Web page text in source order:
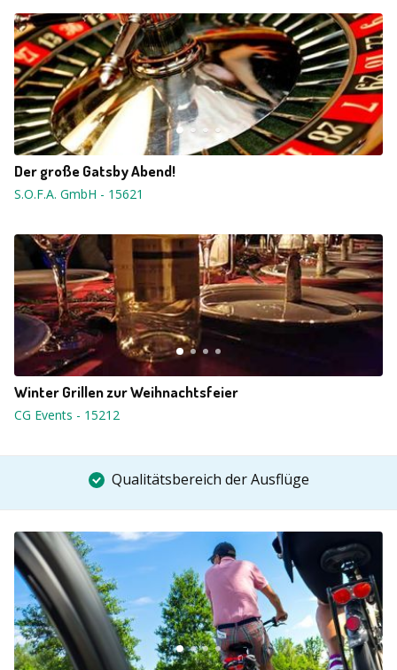
Der große Gatsby Abend!
S.O.F.A. GmbH - 15621
Winter Grillen zur Weihnachtsfeier
CG Events - 15212
Qualitätsbereich der Ausflüge